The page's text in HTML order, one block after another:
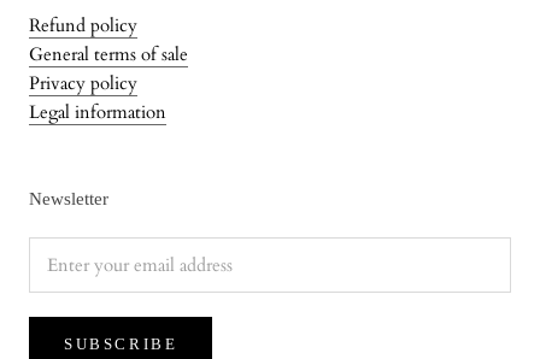
Refund policy
General terms of sale
Privacy policy
Legal information
Newsletter
SUBSCRIBE